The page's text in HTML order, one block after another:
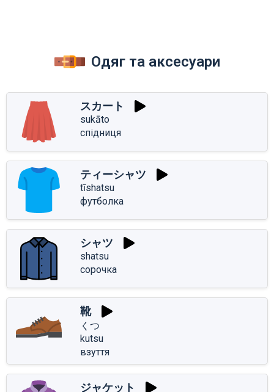
Одяг та аксесуари
スカート
sukāto
спідниця
ティーシャツ
tīshatsu
футболка
シャツ
shatsu
сорочка
靴
くつ
kutsu
взуття
ジャケット